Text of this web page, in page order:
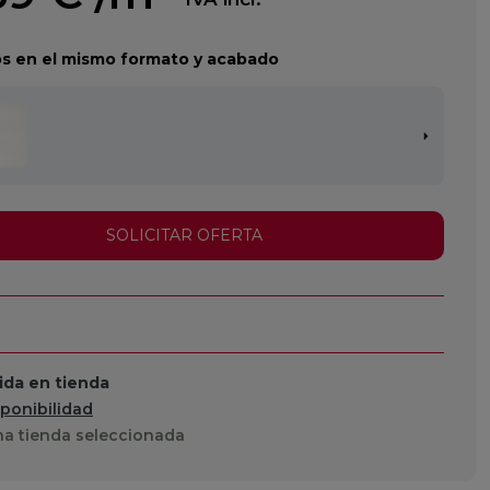
en el mismo formato y acabado
SOLICITAR OFERTA
en tienda
tienda seleccionada